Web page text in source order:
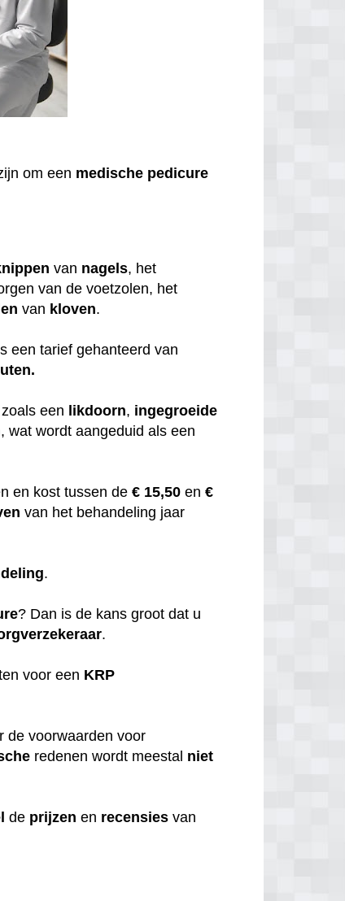
om een medische pedicure
van nagels, het
van de voetzolen, het
van kloven.
een tarief gehanteerd van
zoals een likdoorn, ingegroeide
, wat wordt aangeduid als een
en kost tussen de € 15,50en€
van het behandeling jaar
.
? Dan is de kans groot dat u
.
voor een KRP
de voorwaarden voor
redenen wordt meestal niet
de prijzen en recensies van